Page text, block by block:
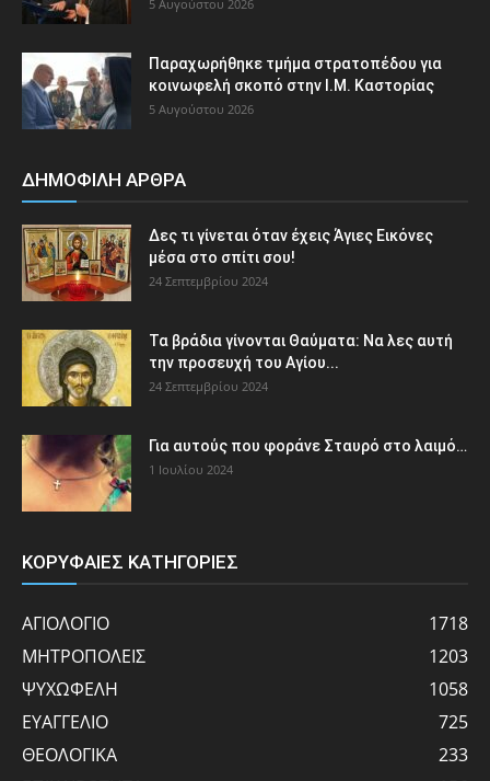
5 Αυγούστου 2026
Παραχωρήθηκε τμήμα στρατοπέδου για
κοινωφελή σκοπό στην Ι.Μ. Καστορίας
5 Αυγούστου 2026
ΔΗΜΟΦΙΛΗ ΑΡΘΡΑ
Δες τι γίνεται όταν έχεις Άγιες Εικόνες
μέσα στο σπίτι σου!
24 Σεπτεμβρίου 2024
Τα βράδια γίνονται Θαύματα: Να λες αυτή
την προσευχή του Αγίου...
24 Σεπτεμβρίου 2024
Για αυτούς που φοράνε Σταυρό στο λαιμό…
1 Ιουλίου 2024
ΚΟΡΥΦΑΙΕΣ ΚΑΤΗΓΟΡΙΕΣ
ΑΓΙΟΛΟΓΙΟ
1718
ΜΗΤΡΟΠΟΛΕΙΣ
1203
ΨΥΧΩΦΕΛΗ
1058
ΕΥΑΓΓΕΛΙΟ
725
ΘΕΟΛΟΓΙΚΑ
233